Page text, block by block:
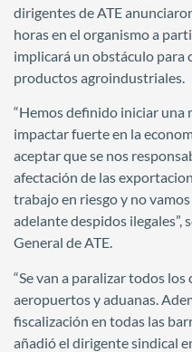
dirigentes de ATE
horas en el organismo a
implicará un obstáculo para
productos agroindustriales.
“Hemos definido iniciar una
impactar fuerte en la
aceptar que se nos
afectación de las
trabajo en riesgo y no
adelante despidos ilegales”,
General de ATE.
“Se van a paralizar todos
aeropuertos y aduanas.
fiscalización en todas las
añadió el dirigente sindical